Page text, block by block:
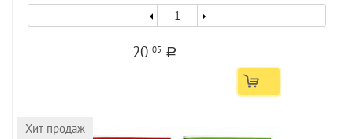
2005 a
Хит продаж